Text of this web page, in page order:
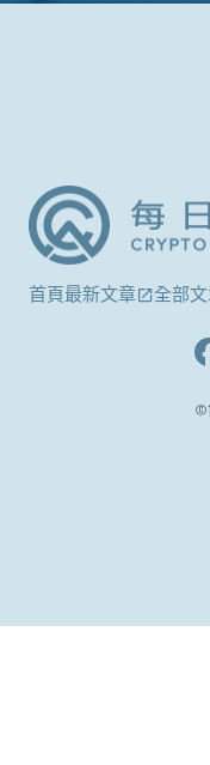
首頁最新文章 全部
©